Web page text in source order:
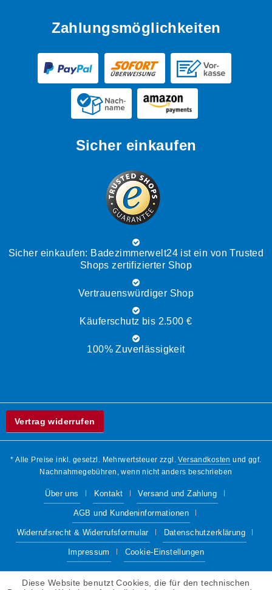
Zahlungsmöglichkeiten
Sicher einkaufen
Sicher einkaufen: Badezimmerwelt24 ist ein von Trusted
Shops zertifizierter Shop
Vertrauenswürdiger Shop
Käuferschutz bis 2.500 €
100% Zuverlässigkeit
Vertrag widerrufen
* Alle Preise inkl. gesetzl. Mehrwertsteuer zzgl.Versandkosten und ggf.
Nachnahmegebühren, wenn nicht anders beschrieben
Über uns Kontakt Versand und Zahlung
AGB und Kundeninformationen
Widerrufsrecht & Widerrufsformular Datenschutzerklärung
Impressum Cookie-Einstellungen
Diese Website benutzt Cookies, die für den technischen